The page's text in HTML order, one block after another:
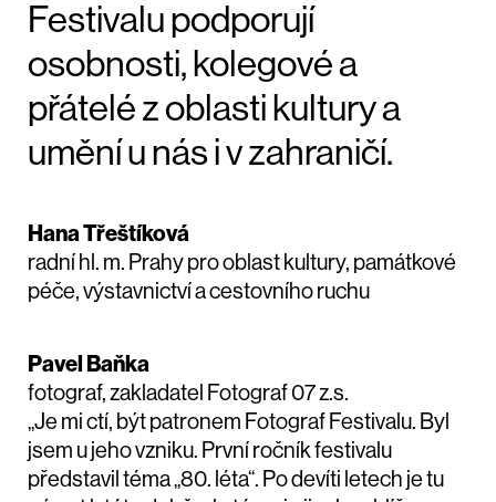
Festivalu podporují
osobnosti, kolegové a
přátelé z oblasti kultury a
umění u nás i v zahraničí.
Hana Třeštíková
radní hl. m. Prahy pro oblast kultury, památkové
péče, výstavnictví a cestovního ruchu
Pavel Baňka
fotograf, zakladatel Fotograf 07 z.s.
„Je mi ctí, být patronem Fotograf Festivalu. Byl
jsem u jeho vzniku. První ročník festivalu
představil téma „80. léta“. Po devíti letech je tu